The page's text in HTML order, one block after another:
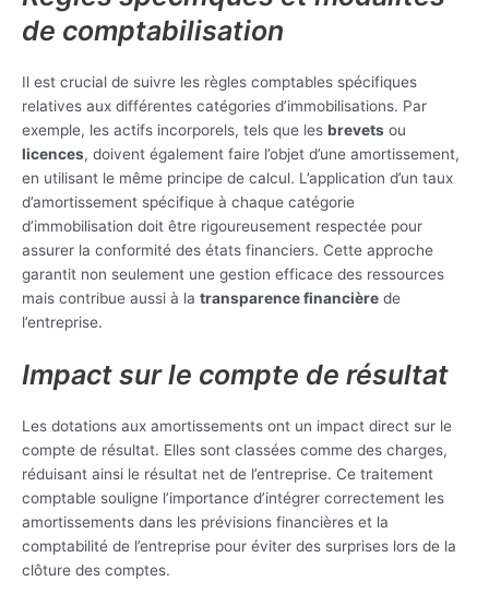
de comptabilisation
Il est crucial de suivre les règles comptables spécifiques
relatives aux différentes catégories d’immobilisations. Par
exemple, les actifs incorporels, tels que les brevets ou
licences, doivent également faire l’objet d’une amortissement,
en utilisant le même principe de calcul. L’application d’un taux
d’amortissement spécifique à chaque catégorie
d’immobilisation doit être rigoureusement respectée pour
assurer la conformité des états financiers. Cette approche
garantit non seulement une gestion efficace des ressources
mais contribue aussi à la transparence financière de
l’entreprise.
Impact sur le compte de résultat
Les dotations aux amortissements ont un impact direct sur le
compte de résultat. Elles sont classées comme des charges,
réduisant ainsi le résultat net de l’entreprise. Ce traitement
comptable souligne l’importance d’intégrer correctement les
amortissements dans les prévisions financières et la
comptabilité de l’entreprise pour éviter des surprises lors de la
clôture des comptes.